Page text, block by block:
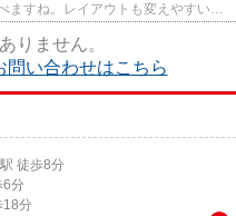
ますね。レイアウトも変えやすいコ
りません。
い合わせはこちら
駅 徒歩8分
6分
18分